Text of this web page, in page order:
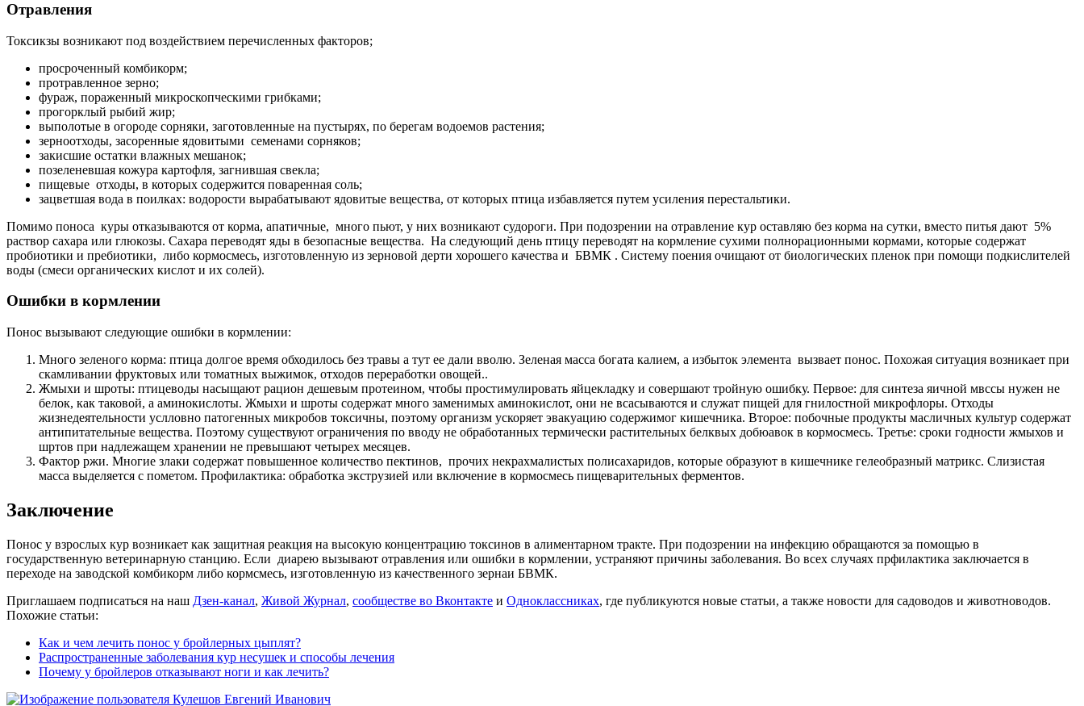
Отравления
Токсикзы возникают под воздействием перечисленных факторов;
просроченный комбикорм;
протравленное зерно;
фураж, пораженный микроскопческими грибками;
прогорклый рыбий жир;
выполотые в огороде сорняки, заготовленные на пустырях, по берегам водоемов растения;
зерноотходы, засоренные ядовитыми семенами сорняков;
закисшие остатки влажных мешанок;
позеленевшая кожура картофля, загнившая свекла;
пищевые отходы, в которых содержится поваренная соль;
зацветшая вода в поилках: водорости вырабатывают ядовитые вещества, от которых птица избавляется путем усиления перестальтики.
Помимо поноса куры отказываются от корма, апатичные, много пьют, у них возникают судороги. При подозрении на отравление кур оставляю без корма на сутки, вместо питья дают 5%
раствор сахара или глюкозы. Сахара переводят яды в безопасные вещества. На следующий день птицу переводят на кормление сухими полнорационными кормами, которые содержат
пробиотики и пребиотики, либо кормосмесь, изготовленную из зерновой дерти хорошего качества и БВМК . Систему поения очищают от биологических пленок при помощи подкислителей
воды (смеси органических кислот и их солей).
Ошибки в кормлении
Понос вызывают следующие ошибки в кормлении:
Много зеленого корма: птица долгое время обходилось без травы а тут ее дали вволю. Зеленая масса богата калием, а избыток элемента вызвает понос. Похожая ситуация возникает при
скамливании фруктовых или томатных выжимок, отходов переработки овощей..
Жмыхи и шроты: птицеводы насыщают рацион дешевым протеином, чтобы простимулировать яйцекладку и совершают тройную ошибку. Первое: для синтеза яичной мвссы нужен не
белок, как таковой, а аминокислоты. Жмыхи и шроты содержат много заменимых аминокислот, они не всасываются и служат пищей для гнилостной микрофлоры. Отходы
жизнедеятельности услловно патогенных микробов токсичны, поэтому организм ускоряет эвакуацию содержимог кишечника. Второе: побочные продукты масличных культур содержат
антипитательные вещества. Поэтому существуют ограничения по вводу не обработанных термически растительных белквых добюавок в кормосмесь. Третье: сроки годности жмыхов и
шртов при надлежащем хранении не превышают четырех месяцев.
Фактор ржи. Многие злаки содержат повышенное количество пектинов, прочих некрахмалистых полисахаридов, которые образуют в кишечнике гелеобразный матрикс. Слизистая
масса выделяется с пометом. Профилактика: обработка экструзией или включение в кормосмесь пищеварительных ферментов.
Заключение
Понос у взрослых кур возникает как защитная реакция на высокую концентрацию токсинов в алиментарном тракте. При подозрении на инфекцию обращаются за помощью в
государственную ветеринарную станцию. Если диарею вызывают отравления или ошибки в кормлении, устраняют причины заболевания. Во всех случаях прфилактика заключается в
переходе на заводской комбикорм либо кормсмесь, изготовленную из качественного зернаи БВМК.
Приглашаем подписаться на наш Дзен-канал, Живой Журнал, сообществе во Вконтакте и Одноклассниках, где публикуются новые статьи, а также новости для садоводов и животноводов.
Похожие статьи:
Как и чем лечить понос у бройлерных цыплят?
Распространенные заболевания кур несушек и способы лечения
Почему у бройлеров отказывают ноги и как лечить?